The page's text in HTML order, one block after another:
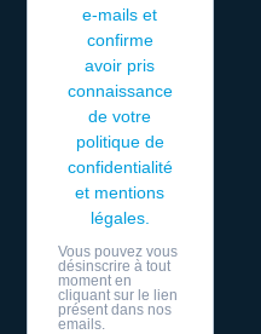
e-mails et
confirme
avoir pris
connaissance
de votre
politique de
confidentialité
et mentions
légales.
Vous pouvez vous
désinscrire à tout
moment en
cliquant sur le lien
présent dans nos
emails.